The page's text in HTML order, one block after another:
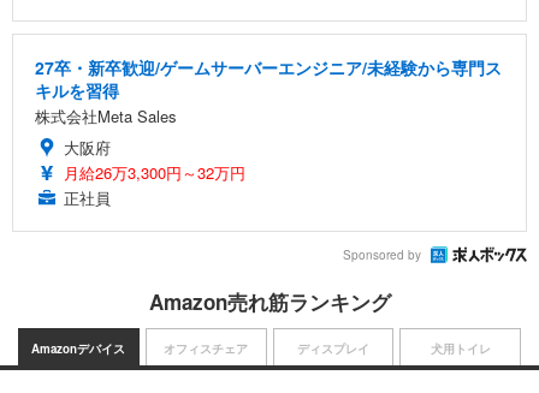
27卒・新卒歓迎/ゲームサーバーエンジニア/未経験から専門ス
キルを習得
株式会社Meta Sales
大阪府
月給26万3,300円～32万円
正社員
Sponsored by
Amazon売れ筋ランキング
Amazonデバイス オフィスチェア ディスプレイ 犬用トイレ